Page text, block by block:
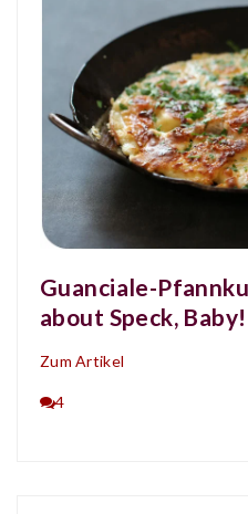
Guanciale-
about Speck, Baby!
Zum Artikel
4